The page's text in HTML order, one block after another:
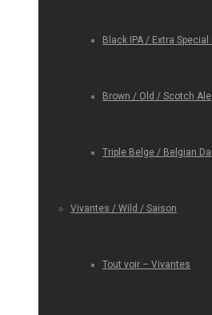
Black IPA / Extra
Brown / Old / Scotch Ale
Triple Belge / Belgian
Vivantes / Wild / Saison
Tout voir – Vivantes